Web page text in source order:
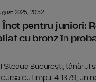
2025, 20:52
Înot pentru juniori:
cu bronz în
Steaua Bucureşti, tânărul
cu timpul 4:13.79, un